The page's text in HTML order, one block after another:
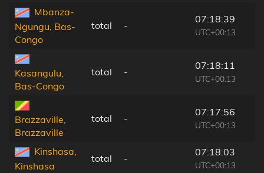
Mbanza-
Ngungu, Bas-
Congo
total -
07:18:39
UTC+00:13
Kasangulu,
Bas-Congo
total -
07:18:11
UTC+00:13
Brazzaville,
Brazzaville
total -
07:17:56
UTC+00:13
Kinshasa,
Kinshasa
total -
07:18:03
UTC+00:13